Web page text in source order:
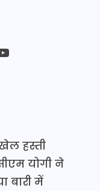
हस्ती
योगी ने
बारी में